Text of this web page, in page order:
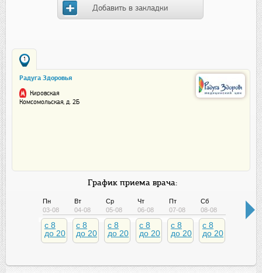
Добавить в закладки
1
Радуга Здоровья
Кировская
Комсомольская, д. 2Б
График приема врача:
Пн
03-08
c 8
до 20
Вт
04-08
c 8
до 20
Ср
05-08
c 8
до 20
Чт
06-08
c 8
до 20
Пт
07-08
c 8
до 20
Сб
08-08
c 8
до 20